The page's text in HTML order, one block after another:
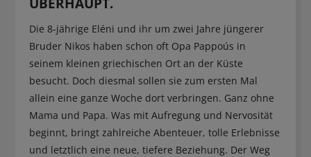
Die 8-jährige Eléni und ihr um zwei Jahre jüngerer
Bruder Nikos haben schon oft Opa Pappoús in
seinem kleinen griechischen Ort an der Küste
besucht. Doch diesmal sollen sie zum ersten Mal
allein eine ganze Woche dort verbringen. Ganz ohne
Mama und Papa. Was mit Aufregung und Nervosität
beginnt, bringt zahlreiche Abenteuer, tolle Erlebnisse
und letztlich eine neue, tiefere Beziehung. Der Weg